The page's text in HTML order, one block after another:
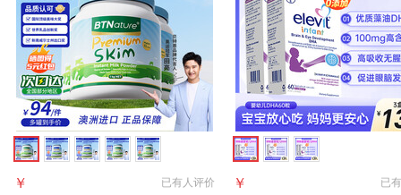
已有人评价
￥ 已有
￥